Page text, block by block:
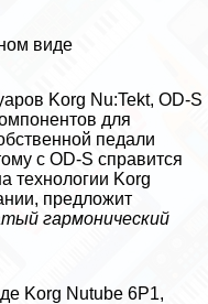
виде
Korg Nu:Tekt, OD-S
для
педали
с OD-S справится
технологии Korg
предложит
гармонический
Korg Nutube 6P1,